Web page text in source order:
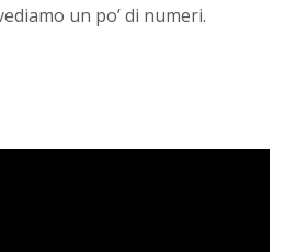
un po’ di numeri.